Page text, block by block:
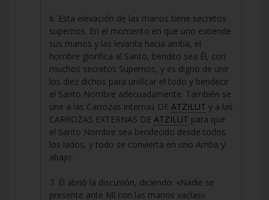
6. Esta elevación de las manos tiene secretos
supernos. En el momento en que uno extiende
sus manos y las levanta hacia arriba, el
hombre glorifica al Santo, bendito sea Él, con
muchos secretos Supernos, y es digno de unir
los diez dichos para unificar el todo y bendecir
el Santo Nombre adecuadamente. También se
une a las Carrozas internas DE ATZILUT y a las
CARROZAS EXTERNAS DE ATZILUT para que
el Santo Nombre sea bendecido desde todos
los lados, y todo se convierta en uno Arriba y
abajo.
7. Él abrió la discusión, diciendo: «Nadie se
presente ante Mí con las manos vacías»